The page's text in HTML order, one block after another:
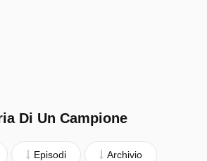
Di Un Campione
Episodi Archivio